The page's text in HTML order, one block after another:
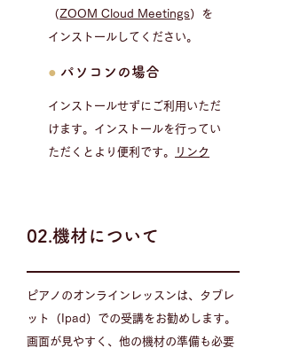
（ZOOM Cloud Meetings）を
インストールしてください。
● パソコンの場合
インストールせずにご利用いただ
けます。インストールを行ってい
ただくとより便利です。
リンク
02.機材について
ピアノのオンラインレッスンは、タブレ
ット（Ipad）での受講をお勧めします。
画面が見やすく、他の機材の準備も必要